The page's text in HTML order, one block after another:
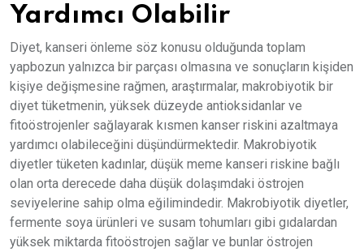
Yardımcı Olabilir
Diyet, kanseri önleme söz konusu olduğunda toplam
yapbozun yalnızca bir parçası olmasına ve sonuçların kişiden
kişiye değişmesine rağmen, araştırmalar, makrobiyotik bir
diyet tüketmenin, yüksek düzeyde antioksidanlar ve
fitoöstrojenler sağlayarak kısmen kanser riskini azaltmaya
yardımcı olabileceğini düşündürmektedir. Makrobiyotik
diyetler tüketen kadınlar, düşük meme kanseri riskine bağlı
olan orta derecede daha düşük dolaşımdaki östrojen
seviyelerine sahip olma eğilimindedir. Makrobiyotik diyetler,
fermente soya ürünleri ve susam tohumları gibi gıdalardan
yüksek miktarda fitoöstrojen sağlar ve bunlar östrojen